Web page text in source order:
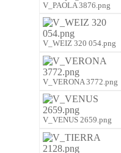
V_PAOLA 3876.png
V_WEIZ 320 054.png
V_VERONA 3772.png
V_VENUS 2659.png